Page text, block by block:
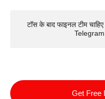
टॉस के बाद फाइनल टीम
Get Free